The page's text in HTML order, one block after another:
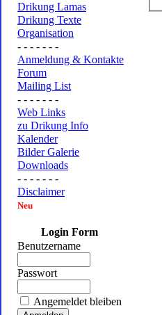
Drikung Lamas
Drikung Texte
Organisation
- - - - - - -
Anmeldung & Kontakte
Forum
Mailing List
- - - - - - -
Web Links
zu Drikung Info
Kalender
Bilder Galerie
Downloads
- - - - - - -
Disclaimer
Neu
Login Form
Benutzername
Passwort
Angemeldet bleiben